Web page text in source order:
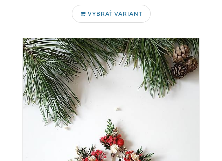
VYBRAŤ VARIANT